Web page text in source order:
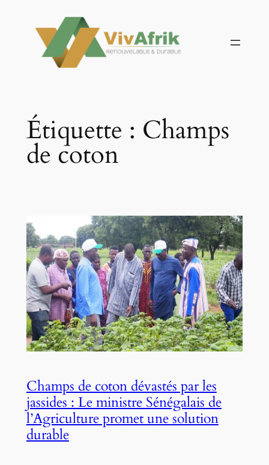
contenu
Étiquette : Champs
de coton
Champs de coton dévastés par les
jassides : Le ministre Sénégalais de
l’Agriculture promet une solution
durable